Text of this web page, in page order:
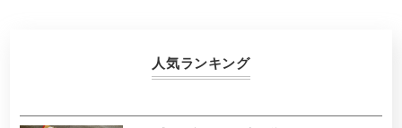
人気ランキング